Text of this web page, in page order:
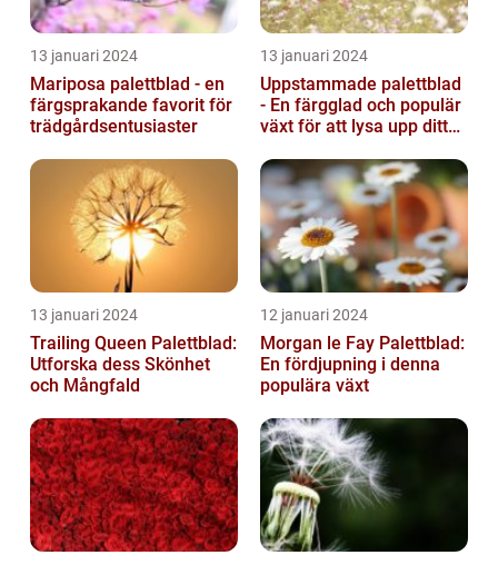
13 januari 2024
Mariposa palettblad - en
färgsprakande favorit för
trädgårdsentusiaster
13 januari 2024
Uppstammade palettblad
- En färgglad och populär
växt för att lysa upp ditt
13 januari 2024
Trailing Queen Palettblad:
Utforska dess Skönhet
och Mångfald
12 januari 2024
Morgan le Fay Palettblad:
En fördjupning i denna
populära växt